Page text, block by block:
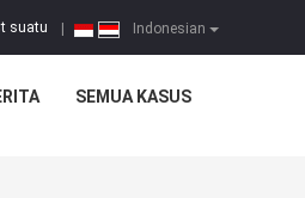
Indonesian
suatu
SEMUA KASUS